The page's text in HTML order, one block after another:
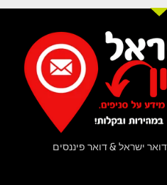
ישראל & דואר פיננסים